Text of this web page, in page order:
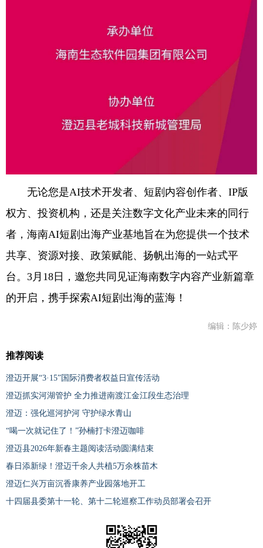
无论您是AI技术开发者、短剧内容创作者、IP版
权方、投资机构，还是关注数字文化产业未来的同行
者，海南AI短剧出海产业基地旨在为您提供一个技术
共享、资源对接、政策赋能、扬帆出海的一站式平
台。3月18日，邀您共同见证海南数字内容产业新篇章
的开启，携手探索AI短剧出海的蓝海！
编辑：陈少婷
推荐阅读
澄迈开展“3·15”国际消费者权益日宣传活动
澄迈抓实河湖管护 全力推进南渡江金江段生态治理
澄迈：强化巡河护河 守护绿水青山
“喝一次就记住了！”孙楠打卡澄迈咖啡
澄迈县2026年新春主题阅读活动圆满结束
春日添新绿！澄迈千余人共植5万余株苗木
澄迈仁兴万亩沉香康养产业园落地开工
十四届县委第十一轮、第十二轮巡察工作动员部署会召开